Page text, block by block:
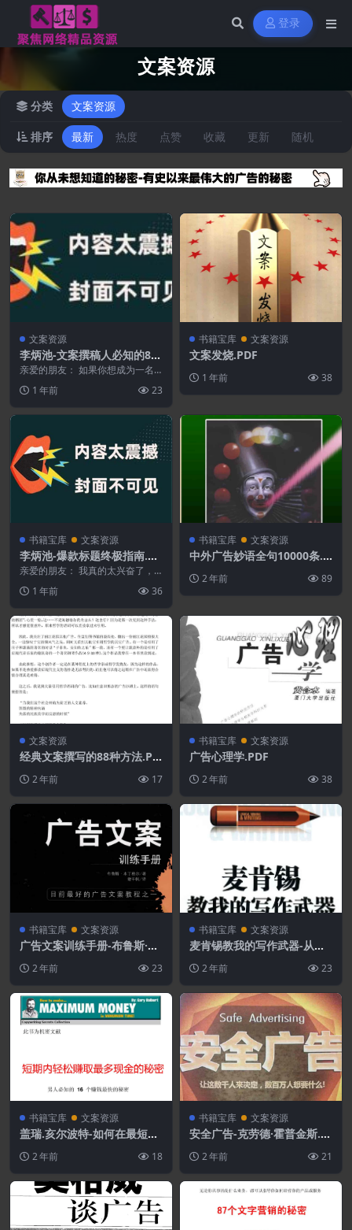
登录
文案资源
分类 文案资源
排序 最新 热度 点赞 收藏 更新 随机
文案资源
李炳池-文案撰稿人必知的89
个问题.PDF
亲爱的朋友： 如果你想成为一名
撰写工作，那么接下来...
1 年前 23
书籍宝库 文案资源
文案发烧.PDF
1 年前 38
书籍宝库 文案资源
李炳池-爆款标题终极指南.PD
F
亲爱的朋友： 我真的太兴奋了，
近，借助AI，特别是D...
1 年前 36
书籍宝库 文案资源
中外广告妙语全句10000条.P
2 年前 89
文案资源
经典文案撰写的88种方法.PD
2 年前 17
书籍宝库 文案资源
广告心理学.PDF
2 年前 38
书籍宝库 文案资源
广告文案训练手册-布鲁斯·本
2 年前 23
书籍宝库 文案资源
麦肯锡教我的写作武器-从逻
2 年前 23
书籍宝库 文案资源
盖瑞.亥尔波特-如何在最短的
2 年前 18
书籍宝库 文案资源
安全广告-克劳德·霍普金斯.P
2 年前 21